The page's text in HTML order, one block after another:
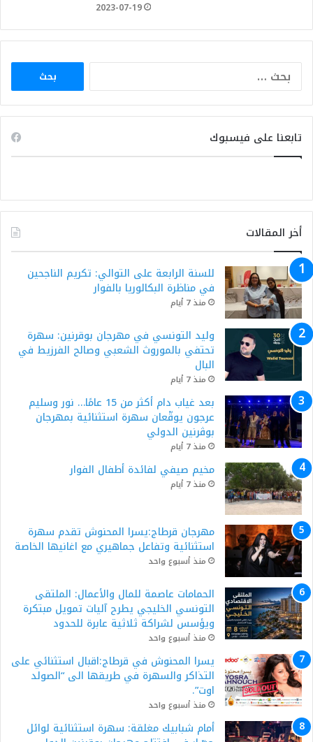
2023-07-19
البحث
تابعنا على فيسبوك
أخر المقالات
للسنة الرابعة على التوالي: تكريم الناجحين
في مناظرة البكالوريا بالفوار
منذ 7 أيام
وليد التونسي في مهرجان بوقرنين: سهرة
تحتفي بالموروث الشعبي وصالح الفرزيط في
البال
منذ 7 أيام
بعد غياب دام أكثر من 15 عامًا… نور وسليم
عرجون يوقّعان سهرة استثنائية بمهرجان
بوڨرنين الدولي
منذ 7 أيام
مخيم صيفي لفائدة أطفال الفوار
منذ 7 أيام
مهرجان قرطاج:يسرا المحنوش تقدم سهرة
استثنائية وتفاعل جماهيري مع اغانيها الخاصة
منذ أسبوع واحد
الحمامات عاصمة للمال والأعمال: الملتقى
التونسي الخليجي يطرح آليات تمويل مبتكرة
ويؤسس لشراكة ثلاثية عابرة للحدود
منذ أسبوع واحد
يسرا المحنوش في قرطاج:اقبال استثنائي على
التذاكر والسهرة في طريقها الى “الصولد
اوت”.
منذ أسبوع واحد
أمام شبابيك مغلقة: سهرة استثنائية لوائل